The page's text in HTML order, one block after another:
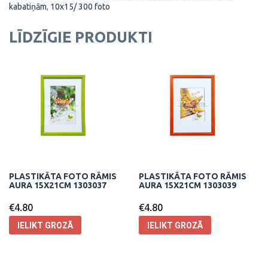
kabatiņām, 10x15/ 300 foto
LĪDZĪGIE PRODUKTI
PLASTIKĀTA FOTO RĀMIS
AURA 15X21CM 1303037
€4.80
IELIKT GROZĀ
PLASTIKĀTA FOTO RĀMIS
AURA 15X21CM 1303039
€4.80
IELIKT GROZĀ